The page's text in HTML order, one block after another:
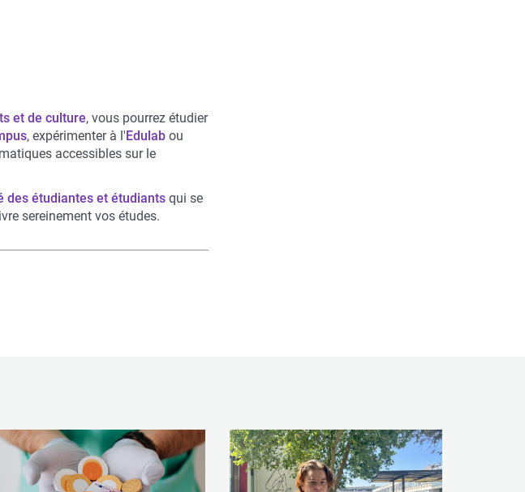
et de culture, vous pourrez étudier
, expérimenter à l'Edulab ou
accessibles sur le
des étudiantes et étudiants qui se
sereinement vos études.